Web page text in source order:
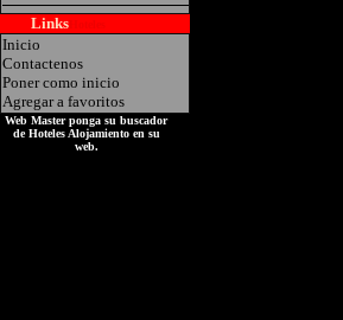
Links
Inicio
Contactenos
Poner como inicio
Agregar a favoritos
Web Master ponga su buscador
de Hoteles Alojamiento en su
web.